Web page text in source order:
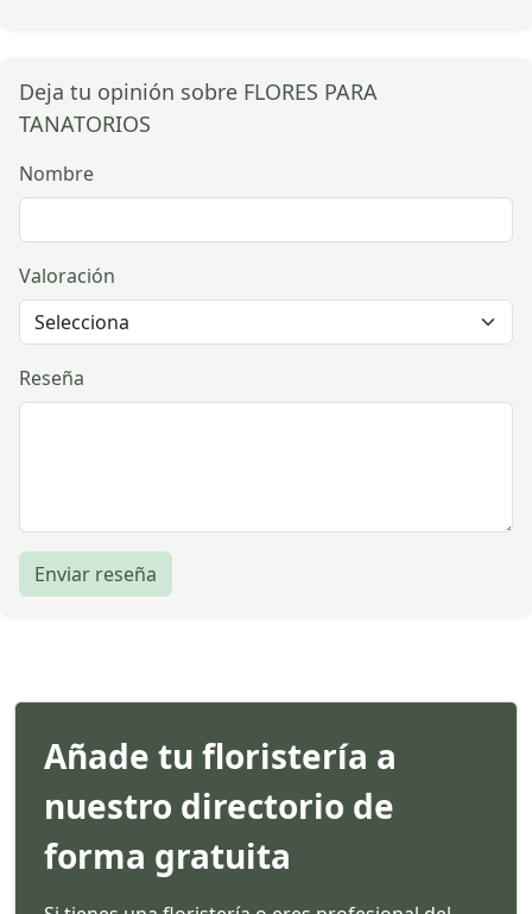
Deja tu opinión sobre FLORES PARA
TANATORIOS
Nombre
Valoración
Reseña
Enviar reseña
Añade tu floristería a
nuestro directorio de
forma gratuita